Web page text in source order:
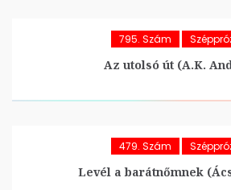
795. Szám
Az utolsó út (A.K.
479. Szám
Levél a barátnőmnek